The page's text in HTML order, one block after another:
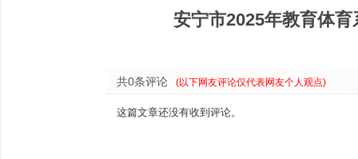
安宁市2025年教育体
共0条评论 (以下网友评论仅代表网友个人观点)
这篇文章还没有收到评论。